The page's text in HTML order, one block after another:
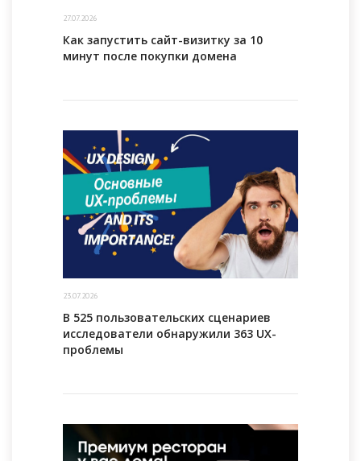
27.07.2026
Как запустить сайт-визитку за 10
минут после покупки домена
23.07.2026
В 525 пользовательских сценариев
исследователи обнаружили 363 UX-
проблемы